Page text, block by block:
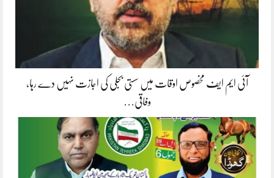
آئی ایم ایف مخصوص اوقات میں سستی بجلی کی اجازت نہیں دے رہا،
وفاقی…